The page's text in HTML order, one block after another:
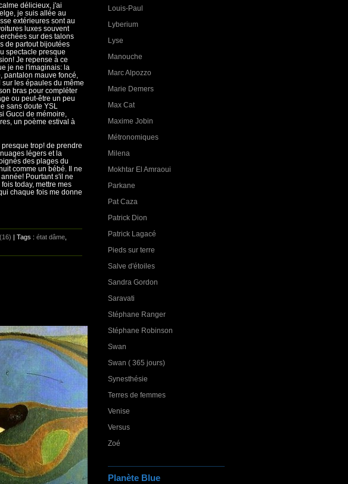
Louis-Paul
Lyberium
Lyse
Manouche
Marc Alpozzo
Marie Demers
Max Cat
Maxime Jobin
Métronomiques
Milena
Mokhtar El Amraoui
Parkane
Pat Caza
Patrick Dion
Patrick Lagacé
Pieds sur terre
Salve d'étoiles
Sandra Gordon
Saravati
Stéphane Ranger
Stéphane Robinson
Swan
Swan ( 365 jours)
Synesthésie
Terres de femmes
Venise
Versus
Zoé
Planète Blue
délicieux, j'ai
je suis allée au
extérieures sont au
luxes souvent
sur des talons
de partout bijoutées
spectacle presque
Je repense à ce
je ne l'imaginais: la
mauve foncé,
les épaules du même
bras pour compléter
ou peut-être un peu
sans doute YSL
Gucci de mémoire,
un poème estival à
trop! de prendre
légers et la
des plages du
comme un bébé. Il ne
Pourtant s'il ne
today, mettre mes
chaque fois me donne
| Tags : état dâme